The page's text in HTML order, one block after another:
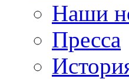
Наши
Пресса